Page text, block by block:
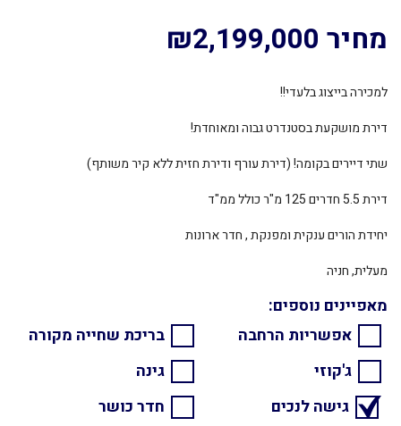
מחיר ₪2,199,000
למכירה בייצוג בלעדי!!
דירת מושקעת בסטנדרט גבוה ומאוחדת!
שתי דיירים בקומה! (דירת עורף ודירת חזית ללא קיר משותף)
דירת 5.5 חדרים 125 מ"ר כולל ממ"ד
יחידת הורים ענקית ומפנקת , חדר ארונות
מעלית, חניה
מאפיינים נוספים:
אפשריות הרחבה
בריכת שחייה מקורה
ג'קוזי
גינה
גישה לנכים
חדר כושר